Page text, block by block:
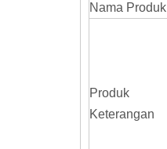
Nama Produk
Produk
Keterangan